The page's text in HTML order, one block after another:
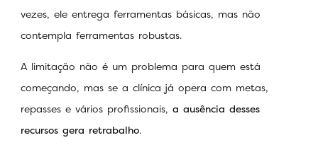
vezes, ele entrega ferramentas básicas, mas não
contempla ferramentas robustas.
A limitação não é um problema para quem está
começando, mas se a clínica já opera com metas,
repasses e vários profissionais, a ausência desses
recursos gera retrabalho.